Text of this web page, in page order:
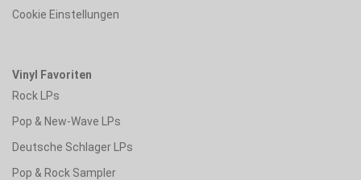
Cookie Einstellungen
Vinyl Favoriten
Rock LPs
Pop & New-Wave LPs
Deutsche Schlager LPs
Pop & Rock Sampler